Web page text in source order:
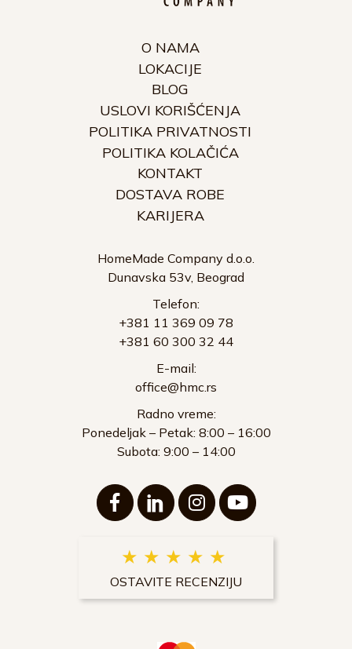
O NAMA
LOKACIJE
BLOG
USLOVI KORIŠĆENJA
POLITIKA PRIVATNOSTI
POLITIKA KOLAČIĆA
KONTAKT
DOSTAVA ROBE
KARIJERA
HomeMade Company d.o.o.
Dunavska 53v, Beograd
Telefon:
+381 11 369 09 78
+381 60 300 32 44
E-mail:
office@hmc.rs
Radno vreme:
Ponedeljak – Petak: 8:00 – 16:00
Subota: 9:00 – 14:00
★ ★ ★ ★ ★
OSTAVITE RECENZIJU